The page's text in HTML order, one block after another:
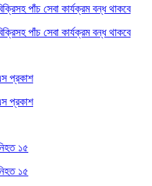
পাঁচ সেবা কার্যক্রম বন্ধ থাকবে
পাঁচ সেবা কার্যক্রম বন্ধ থাকবে
প্রকাশ
প্রকাশ
১৫
১৫